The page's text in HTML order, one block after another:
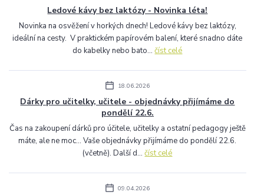
Ledové kávy bez laktózy - Novinka léta!
Novinka na osvěžení v horkých dnech! Ledové kávy bez laktózy,
ideální na cesty. V praktickém papírovém balení, které snadno dáte
do kabelky nebo bato...číst celé
18.06.2026
Dárky pro učitelky, učitele - objednávky přijímáme do
pondělí 22.6.
Čas na zakoupení dárků pro účitele, učitelky a ostatní pedagogy ještě
máte, ale ne moc... Vaše objednávky přijímáme do pondělí 22.6.
(včetně). Další d...číst celé
09.04.2026